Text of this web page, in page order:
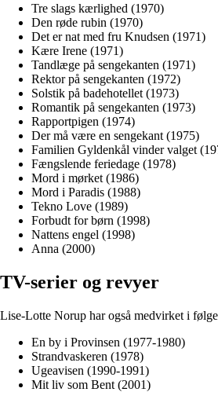
Tre slags kærlighed (1970)
Den røde rubin (1970)
Det er nat med fru Knudsen (1971)
Kære Irene (1971)
Tandlæge på sengekanten (1971)
Rektor på sengekanten (1972)
Solstik på badehotellet (1973)
Romantik på sengekanten (1973)
Rapportpigen (1974)
Der må være en sengekant (1975)
Familien Gyldenkål vinder valget
Fængslende feriedage (1978)
Mord i mørket (1986)
Mord i Paradis (1988)
Tekno Love (1989)
Forbudt for børn (1998)
Nattens engel (1998)
Anna (2000)
TV-serier og revyer
Lise-Lotte Norup har også medvirket i
En by i Provinsen (1977-1980)
Strandvaskeren (1978)
Ugeavisen (1990-1991)
Mit liv som Bent (2001)